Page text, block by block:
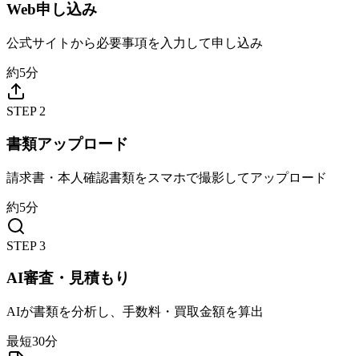
Web申し込み
公式サイトから必要事項を入力して申し込み
約5分
STEP 2
書類アップロード
請求書・本人確認書類をスマホで撮影してアップロード
約5分
STEP3
AI審査・見積もり
AIが書類を分析し、手数料・買取金額を算出
最短30分